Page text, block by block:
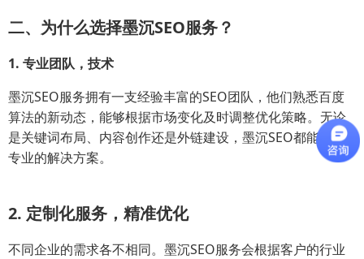
二、为什么选择墨沉SEO服务？
1. 专业团队，技术
墨沉SEO服务拥有一支经验丰富的SEO团队，他们熟悉百度
算法的新动态，能够根据市场变化及时调整优化策略。无论
是关键词布局、内容创作还是外链建设，墨沉SEO都能提供
专业的解决方案。
2. 定制化服务，精准优化
不同企业的需求各不相同。墨沉SEO服务会根据客户的行业